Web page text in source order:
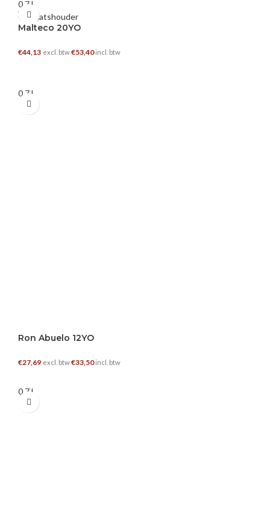
0.7 L
Malteco 20YO
€44,13 excl. btw€53,40incl. btw
0.7 L
Ron Abuelo 12YO
€27,69 excl. btw€33,50incl. btw
0.7 L